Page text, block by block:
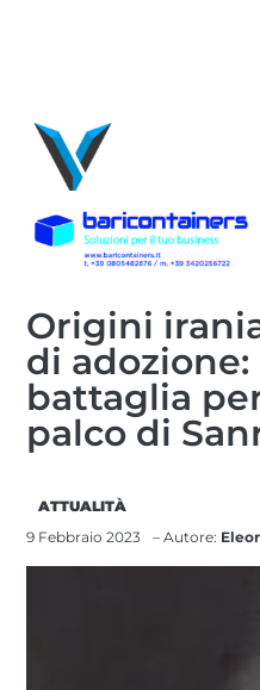
Origini
di
battaglia
palco di
ATTUALITÀ
9 Febbraio 2023
– Autore: